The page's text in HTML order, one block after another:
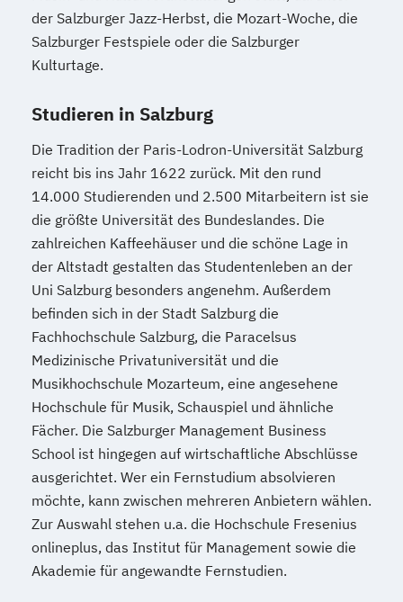
Konfliktmanagement
Mediation und Kommunikation
Kulturmarketing und Audience
Logistikmanagement
Low Budget Marketing
Marketing und Management
Marketing und Marktpositionierung
Marketing und Sales Management
Marketing Markenführung und Design
Marktanalyse und Online-Marktforschung
Mentales Golf Mergers and Acqusitions
Motorsport-Management
Motorsport-Management (Internationales)
Neuromarketing Neuropsychologie
Online-Marketing
Online-Marketing Management
Image- und Medienstrategien
der Salzburger Jazz-Herbst, die Mozart-Woche, die
Salzburger Festspiele oder die Salzburger
Kulturtage.
Studieren in Salzburg
Die Tradition der Paris-Lodron-Universität Salzburg
reicht bis ins Jahr 1622 zurück. Mit den rund
14.000 Studierenden und 2.500 Mitarbeitern ist sie
die größte Universität des Bundeslandes. Die
zahlreichen Kaffeehäuser und die schöne Lage in
der Altstadt gestalten das Studentenleben an der
Uni Salzburg besonders angenehm. Außerdem
befinden sich in der Stadt Salzburg die
Fachhochschule Salzburg, die Paracelsus
Medizinische Privatuniversität und die
Musikhochschule Mozarteum, eine angesehene
Hochschule für Musik, Schauspiel und ähnliche
Fächer. Die Salzburger Management Business
School ist hingegen auf wirtschaftliche Abschlüsse
ausgerichtet. Wer ein Fernstudium absolvieren
möchte, kann zwischen mehreren Anbietern wählen.
Zur Auswahl stehen u.a. die Hochschule Fresenius
onlineplus, das Institut für Management sowie die
Akademie für angewandte Fernstudien.